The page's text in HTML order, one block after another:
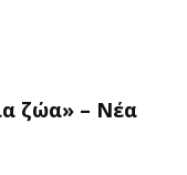
ζώα» – Νέα